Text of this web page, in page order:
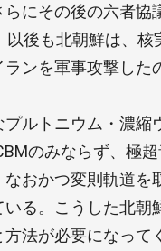
にその後の六者協
後も北朝鮮は、
ンを軍事攻撃した
ルトニウム・濃縮
のみならず、極
おかつ変則軌道を
る。こうした北朝
法が必要になって